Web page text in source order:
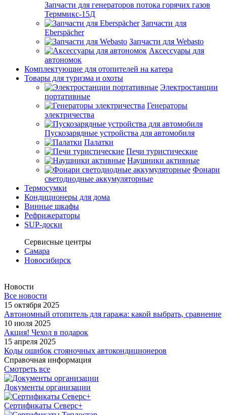
Запчасти для генераторов потока горячих газов
Терммикс-15Д
Запчасти для
Eberspächer
Запчасти для Webasto
Аксессуары для
автономок
Комплектующие для отопителей на катера
Товары для туризма и охоты
Электростанции
портативные
Генераторы
электричества
Пускозарядные устройства для автомобиля
Палатки
Печи туристические
Наушники активные
Фонари
светодиодные аккумуляторные
Термосумки
Кондиционеры для дома
Винные шкафы
Рефрижераторы
SUP-доски
Сервисные центры
Самара
Новосибирск
Новости
Все новости
15 октября 2025
Автономный отопитель для гаража: какой выбрать, сравнение
10 июля 2025
Акция! Чехол в подарок
15 апреля 2025
Коды ошибок стояночных автокондиционеров
Справочная информация
Смотреть все
Документы организации
Сертификаты Северс+